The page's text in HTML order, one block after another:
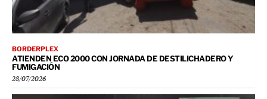
BORDERPLEX
ATIENDEN ECO 2000 CON JORNADA DE DESTILICHADERO Y
FUMIGACIÓN
28/07/2026